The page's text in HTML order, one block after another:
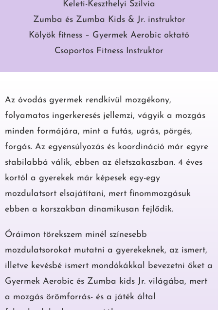
Keleti-Keszthelyi Szilvia
Zumba és Zumba Kids & Jr. instruktor
Kölyök fitness – Gyermek Aerobic oktató
Csoportos Fitness Instruktor
Az óvodás gyermek rendkívül mozgékony,
folyamatos ingerkeresés jellemzi, vágyik a mozgás
minden formájára, mint a futás, ugrás, pörgés,
forgás. Az egyensúlyozás és koordináció már egyre
stabilabbá válik, ebben az életszakaszban. 4 éves
kortól a gyerekek már képesek egy-egy
mozdulatsort elsajátítani, mert finommozgásuk
ebben a korszakban dinamikusan fejlődik.
Óráimon törekszem minél színesebb
mozdulatsorokat mutatni a gyerekeknek, az ismert,
illetve kevésbé ismert mondókákkal bevezetni őket a
Gyermek Aerobic és Zumba kids Jr. világába, mert
a mozgás örömforrás- és a játék által